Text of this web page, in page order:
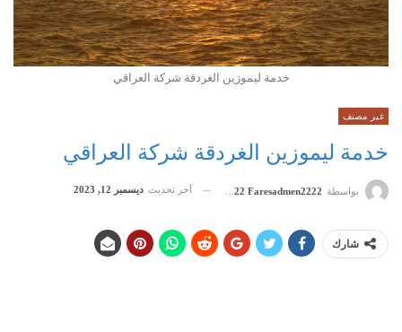
خدمة ليموزين الغردقة شركة العراقي
غير مصنف
خدمة ليموزين الغردقة شركة العراقي
بواسطة Admen2222 Faresadmen2222 آخر تحديث ديسمبر 12, 2023
شارك